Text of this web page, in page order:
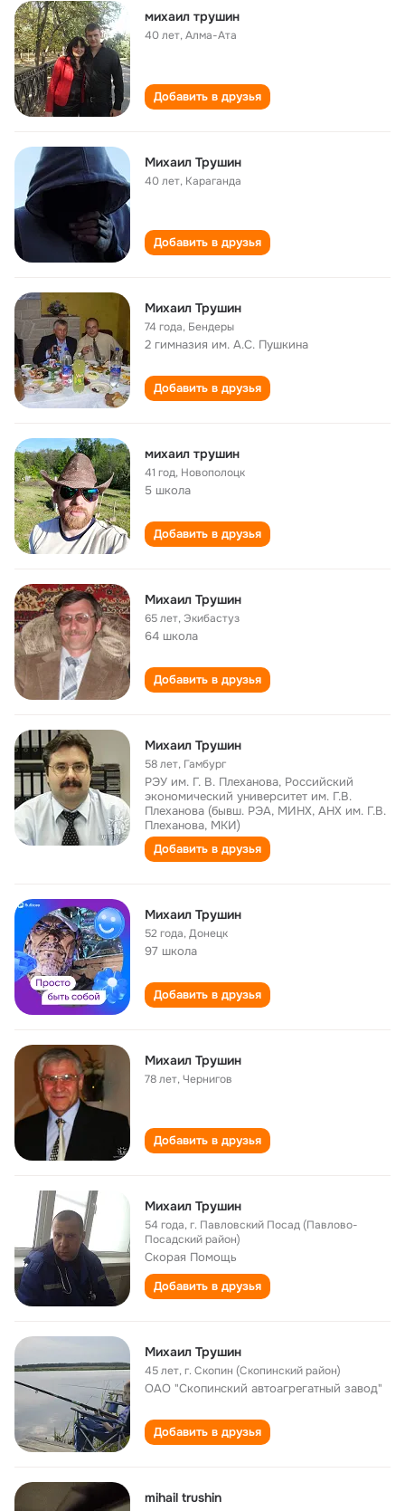
михаил трушин
40 лет,Алма-Ата
Добавить в друзья
Михаил Трушин
40 лет, Караганда
Добавить в друзья
Михаил Трушин
74 года, Бендеры
2 гимназия им. А.С. Пушкина
Добавить в друзья
михаил трушин
41 год, Новополоцк
5 школа
Добавить в друзья
Михаил Трушин
65 лет, Экибастуз
64 школа
Добавить в друзья
Михаил Трушин
58 лет, Гамбург
РЭУ им. Г. В. Плеханова, Российский
экономический университет им. Г.В.
Плеханова (бывш. РЭА, МИНХ, АНХ им. Г.В.
Плеханова, МКИ)
Добавить в друзья
Михаил Трушин
52 года,Донецк
97 школа
Добавить в друзья
Михаил Трушин
78 лет,Чернигов
Добавить в друзья
Михаил Трушин
54 года,г. Павловский Посад (Павлово-
Посадский район)
Скорая Помощь
Добавить в друзья
Михаил Трушин
45 лет,г. Скопин (Скопинский район)
ОАО "Скопинский автоагрегатный завод"
Добавить в друзья
mihail trushin